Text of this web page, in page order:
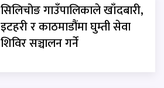
सिलिचोङ गाउँपालिकाले खाँदबारी,
इटहरी र काठमाडौंमा घुम्ती सेवा
शिविर सञ्चालन गर्ने